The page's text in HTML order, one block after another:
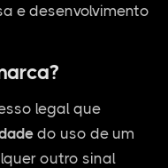
e desenvolvimento
legal que
do uso de um
outro sinal